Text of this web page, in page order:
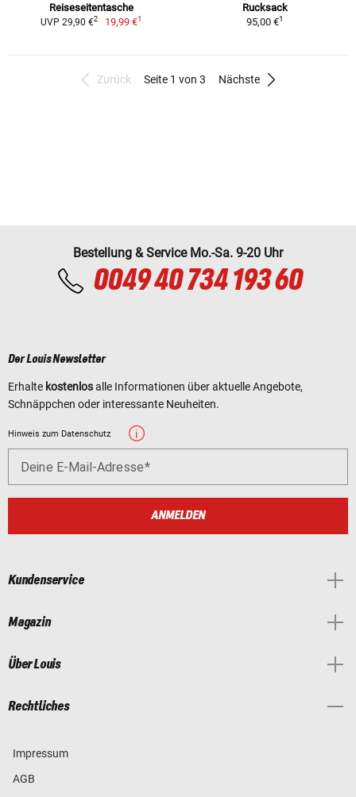
Reiseseitentasche
UVP 29,90 €2 19,99 €1
Rucksack
95,00 €1
Zurück Seite 1 von 3 Nächste
Bestellung & Service Mo.-Sa. 9-20 Uhr
0049 40 734 193 60
Der Louis Newsletter
Erhalte kostenlosalle Informationen über aktuelle Angebote,
Schnäppchen oder interessante Neuheiten.
Hinweis zum Datenschutz
Deine E-Mail-Adresse
ANMELDEN
Kundenservice
Magazin
Über Louis
Rechtliches
Impressum
AGB